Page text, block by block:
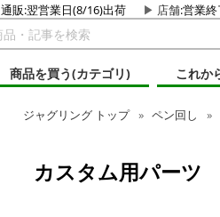
通販:翌営業日(8/16)出荷 店舗:営業
商品を買う(カテゴリ)
これか
ジャグリング トップ ペン回し
カスタム用パーツ